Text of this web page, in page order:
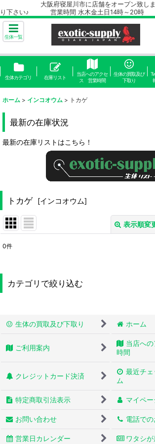
大阪府寝屋川市に店舗をオープン致しまし
り下さい♪ 営業時間 水木金土日14時～20時
生体一覧
生体カテゴリ 在庫リスト
当店へのアクセ
ス 営業時間
生体の買取及び
下取り
ホーム > インコオウム > トカゲ
最新の在庫状況
最新の在庫リストはこちら！
トカゲ [インコオウム]
表示順変
サブカテゴリ
並び順
絞り込む
0件
カテゴリで絞り込む
トゲオイグアナ・イグアナ
トゲオアガマ
アオジタトカゲ・マツカサトカゲ
アゴヒゲトカゲ
ヨロイトカゲ・ツノトカゲ・イワトカゲ
生体の買取及び下取り ホーム
ご利用案内
当店へ
時間
クレジットカード決済
最近チ
ム
特定商取引法表示 マイペー
お問い合わせ 電話で
営業日カレンダー ワタシ